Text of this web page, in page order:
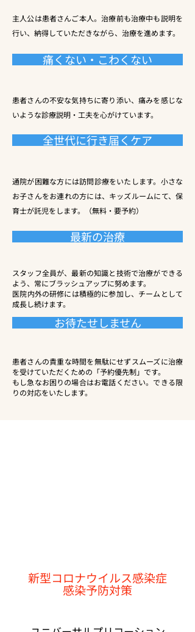
主人公は患者さんご本人。治療前も治療中も説明を
行い、納得していただきながら、治療を進めます。
痛くない・こわくない
患者さんの不安な気持ちに寄り添い、痛みを感じな
いような診療説明・工夫を心がけています。
全世代に行き届くケア
通院が困難な方には訪問診療をいたします。小さな
お子さんをお連れの方には、キッズルームにて、保
育士が託児をします。（無料・要予約）
最新の治療
スタッフ全員が、最新の知識と技術で治療ができる
よう、常にブラッシュアップに努めます。
​医院内外の研修には積極的に参加し、チームとして
成長し続けます。
お待たせしません
患者さんの貴重な時間を無駄にせずスムーズに治療
を受けていただくための「予約優先制」です。
もし急なお困りの場合はお電話ください。できる限
りの対応をいたします。
新型コロナウイルス感染症
感染予防対策